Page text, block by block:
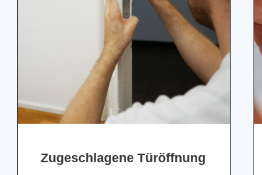
Zugeschlagene Türöffnung